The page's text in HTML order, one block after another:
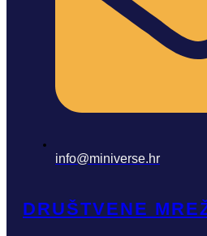
info@miniverse.hr
DRUŠTVENE